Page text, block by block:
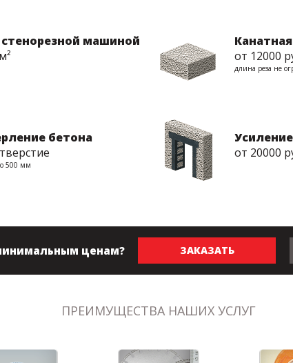
стенорезной машиной
от 12000
длина реза не
бетона
500 мм
от 20000
ценам? ЗАКАЗАТЬ
ПРЕИМУЩЕСТВА НАШИХ УСЛУГ